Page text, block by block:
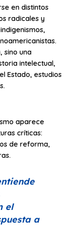
en distintos
radicales y
sino una
intelectual,
Estado, estudios
aparece
críticas:
de reforma,
el
a